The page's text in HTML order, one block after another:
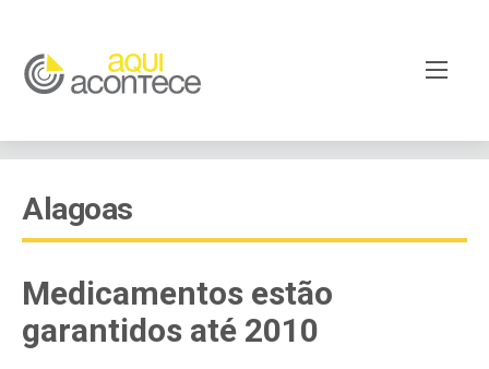
Alagoas
Medicamentos estão
garantidos até 2010